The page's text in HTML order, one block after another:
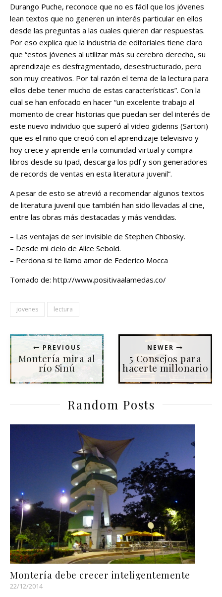
Durango Puche, reconoce que no es fácil que los jóvenes
lean textos que no generen un interés particular en ellos
desde las preguntas a las cuales quieren dar respuestas.
Por eso explica que la industria de editoriales tiene claro
que “estos jóvenes al utilizar más su cerebro derecho, su
aprendizaje es desfragmentado, desestructurado, pero
son muy creativos. Por tal razón el tema de la lectura para
ellos debe tener mucho de estas características”. Con la
cual se han enfocado en hacer “un excelente trabajo al
momento de crear historias que puedan ser del interés de
este nuevo individuo que superó al video gidenns (Sartori)
que es el niño que creció con el aprendizaje televisivo y
hoy crece y aprende en la comunidad virtual y compra
libros desde su Ipad, descarga los pdf y son generadores
de records de ventas en esta literatura juvenil”.
A pesar de esto se atrevió a recomendar algunos textos
de literatura juvenil que también han sido llevadas al cine,
entre las obras más destacadas y más vendidas.
– Las ventajas de ser invisible de Stephen Chbosky.
– Desde mi cielo de Alice Sebold.
– Perdona si te llamo amor de Federico Mocca
Tomado de: http://www.positivaalamedas.co/
jovenes lectura
PREVIOUS
Montería mira al
río Sinú
NEWER
5 Consejos para
hacerte millonario
Random Posts
Montería debe crecer inteligentemente
22/12/2014